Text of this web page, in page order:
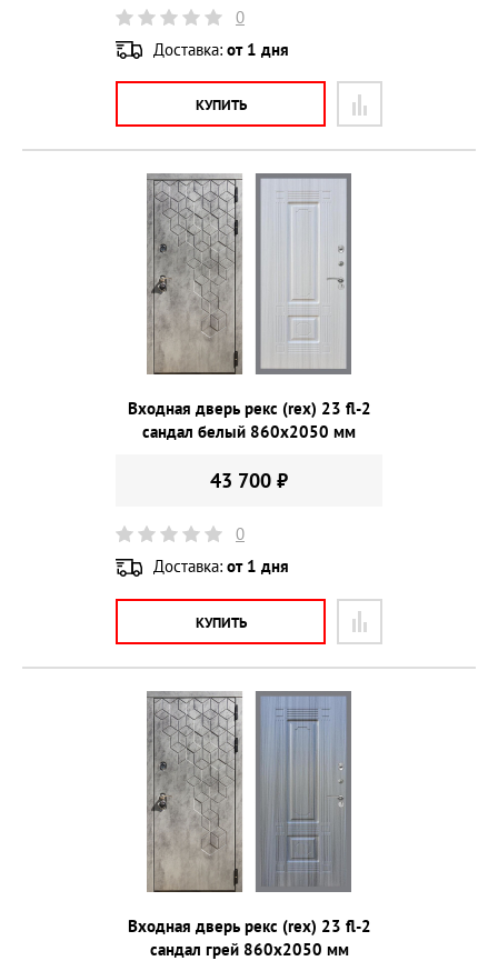
0
Доставка: от 1 дня
КУПИТЬ
Входная дверь рекс (rex) 23 fl-2
сандал белый 860х2050 мм
43 700 ₽
0
Доставка: от 1 дня
КУПИТЬ
Входная дверь рекс (rex) 23 fl-2
сандал грей 860х2050 мм